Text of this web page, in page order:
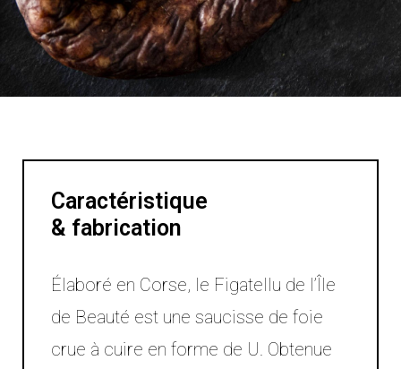
Caractéristique
& fabrication
Élaboré en Corse, le Figatellu de l’Île
de Beauté est une saucisse de foie
crue à cuire en forme de U. Obtenue